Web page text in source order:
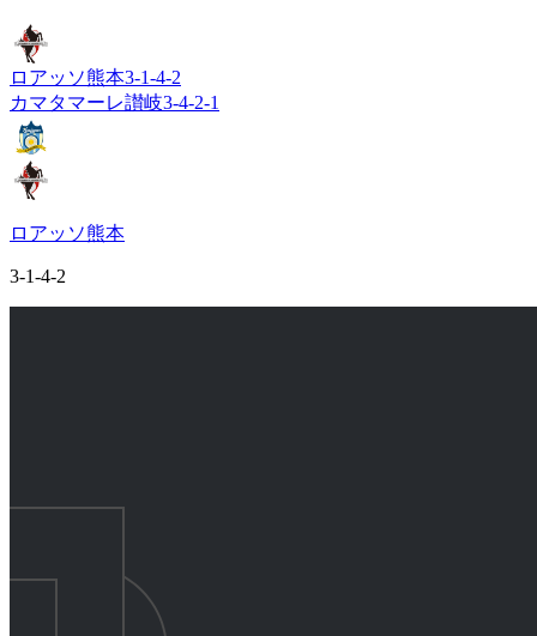
ロアッソ熊本3-1-4-2
カマタマーレ讃岐3-4-2-1
ロアッソ熊本
3-1-4-2